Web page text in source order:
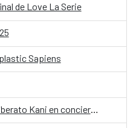
de Love La Serie
Sapiens
Fiesta de la Música 2024: Liberato Kani en concierto